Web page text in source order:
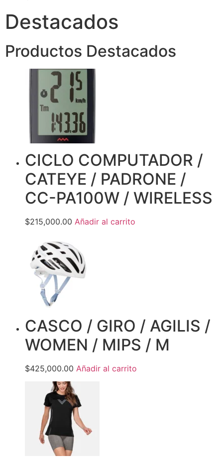
Destacados
Productos Destacados
CICLO COMPUTADOR /
CATEYE / PADRONE /
CC-PA100W / WIRELESS
$215,000.00 Añadir al carrito
CASCO / GIRO / AGILIS /
WOMEN / MIPS / M
$425,000.00 Añadir al carrito